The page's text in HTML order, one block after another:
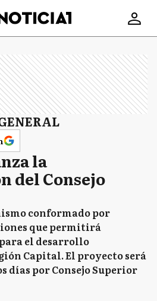
la
del Consejo
conformado por
que permitirá
el desarrollo
Capital. El proyecto será
días por Consejo Superior